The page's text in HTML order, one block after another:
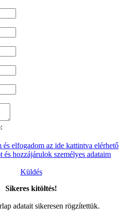
és elfogadom az ide kattintva elérhető
és hozzájárulok személyes adataim
Küldés
Sikeres kitöltés!
adatait sikeresen rögzítettük.